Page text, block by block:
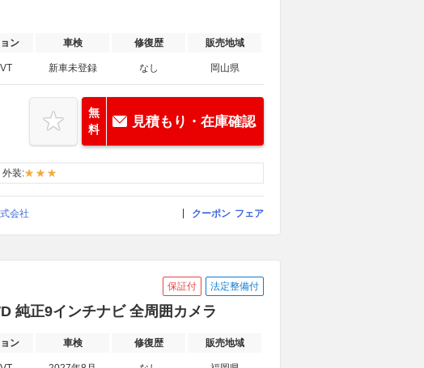
ン 車検 修復歴 販売地域
新車未登録 なし 岡山県
無
料
見積もり・在庫確認
外装:
会社 クーポン フェア
保証付 法定整備付
純正9インチナビ 全周囲カメラ
ン 車検 修復歴 販売地域